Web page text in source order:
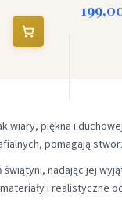
wiary, piękna i
pomagają
nadając jej
i realistyczne